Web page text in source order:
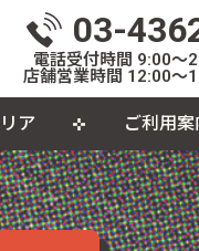
03-
電話受付時間 9:00〜
店舗営業時間 12:00〜
カー
パソコン
ア ご利用案
LINE査定
個人情報